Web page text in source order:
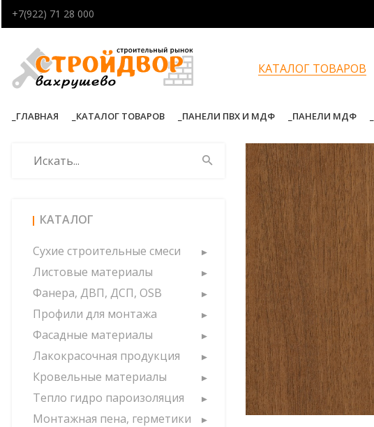
+7(922) 71 28 000
КАТАЛОГ ТОВАРОВ
ГЛАВНАЯ КАТАЛОГ ТОВАРОВ ПАНЕЛИ ПВХ И МДФ ПАНЕЛИ МДФ
КАТАЛОГ
Сухие строительные смеси
Листовые материалы
Фанера, ДВП, ДСП, OSB
Профили для монтажа
Фасадные материалы
Лакокрасочная продукция
Кровельные материалы
Тепло гидро пароизоляция
Монтажная пена, герметики